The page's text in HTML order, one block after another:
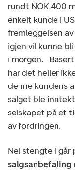
rundt NOK 400
enkelt kunde i
fremleggelsen
igjen vil kunne
i morgen. Basert
har det heller
denne kundens
salget ble
selskapet på et
av fordringen.
Nel stengte i går
salgsanbefaling